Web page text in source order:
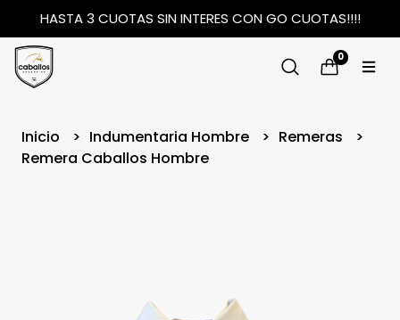
HASTA 3 CUOTAS SIN INTERES CON GO CUOTAS!!!!
0
Inicio Indumentaria Hombre
Remeras
Remera Caballos Hombre